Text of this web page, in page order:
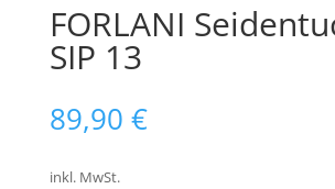
FORLANI
SIP 13
89,90 €
inkl. MwSt.